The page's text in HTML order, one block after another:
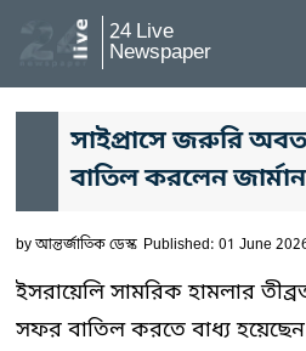
24 Live
Newspaper
সাইপ্রাসে জরুরি
বাতিল করলেন জার্মান
byআন্তর্জাতিক ডেস্ক Published: 01 June
ইসরায়েলি সামরিক হামলার
সফর বাতিল করতে বাধ্য হয়েছেন